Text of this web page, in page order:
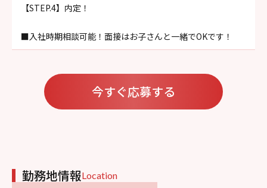
【STEP.4】内定！
■入社時期相談可能！面接はお子さんと一緒でOKです！
今すぐ応募する
勤務地情報Location